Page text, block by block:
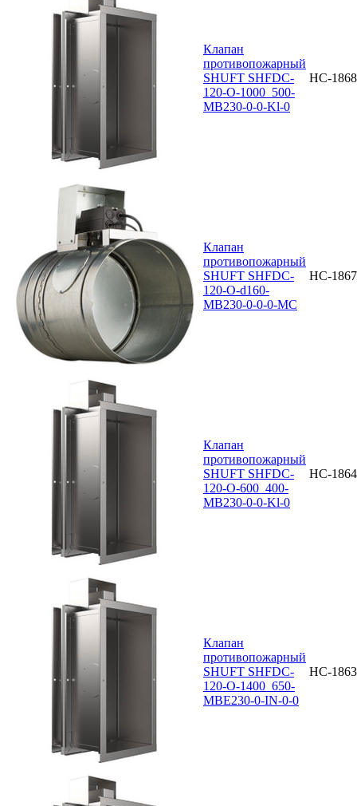
Клапан
противопожарный
SHUFT SHFDC-
120-O-1000_500-
MB230-0-0-Kl-0
НС-
Клапан
противопожарный
SHUFT SHFDC-
120-O-d160-
MB230-0-0-0-MC
НС-
Клапан
противопожарный
SHUFT SHFDC-
120-O-600_400-
MB230-0-0-Kl-0
НС-
Клапан
противопожарный
SHUFT SHFDC-
120-O-1400_650-
MBE230-0-IN-0-0
НС-